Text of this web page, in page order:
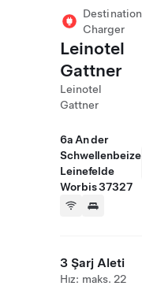
Destination
Charger
Leinotel
Gattner
Leinotel
Gattner
6a An der
Schwellenbeize
Leinefelde
Worbis 37327
3 Şarj Aleti
Hız: maks. 22